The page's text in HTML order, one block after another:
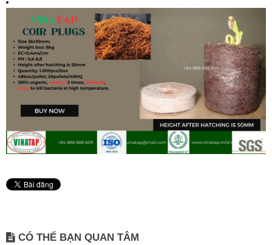
CÓ THỂ BẠN QUAN TÂM